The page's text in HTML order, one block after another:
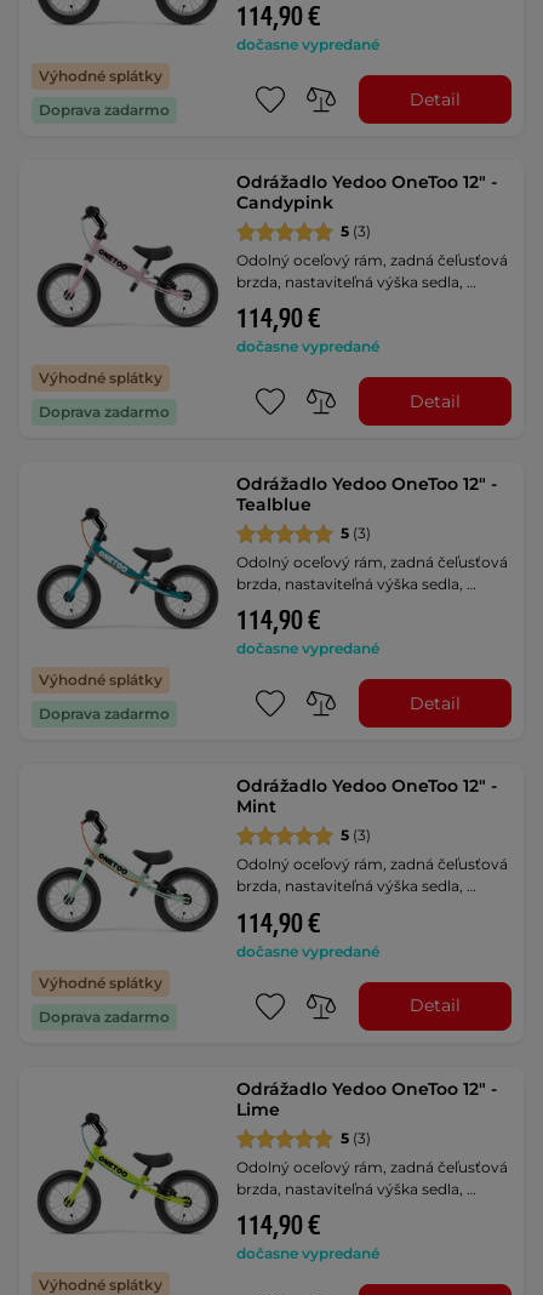
Výhodné splátky
Doprava zadarmo
114,90 €
dočasne vypredané
Detail
Výhodné splátky
Doprava zadarmo
Odrážadlo Yedoo OneToo 12" -
Candypink
5 (3)
Odolný oceľový rám, zadná čeľusťová
brzda, nastaviteľná výška sedla, …
114,90 €
dočasne vypredané
Detail
Výhodné splátky
Doprava zadarmo
Odrážadlo Yedoo OneToo 12" -
Tealblue
5 (3)
Odolný oceľový rám, zadná čeľusťová
brzda, nastaviteľná výška sedla, …
114,90 €
dočasne vypredané
Detail
Výhodné splátky
Doprava zadarmo
Odrážadlo Yedoo OneToo 12" -
Mint
5 (3)
Odolný oceľový rám, zadná čeľusťová
brzda, nastaviteľná výška sedla, …
114,90 €
dočasne vypredané
Detail
Výhodné splátky
Odrážadlo Yedoo OneToo 12" -
Lime
5 (3)
Odolný oceľový rám, zadná čeľusťová
brzda, nastaviteľná výška sedla, …
114,90 €
dočasne vypredané